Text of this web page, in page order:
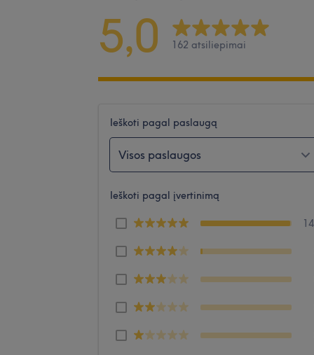
5,0 162 atsiliepimai
Ieškoti pagal paslaugą
Visos paslaugos
Ieškoti pagal įvertinimą